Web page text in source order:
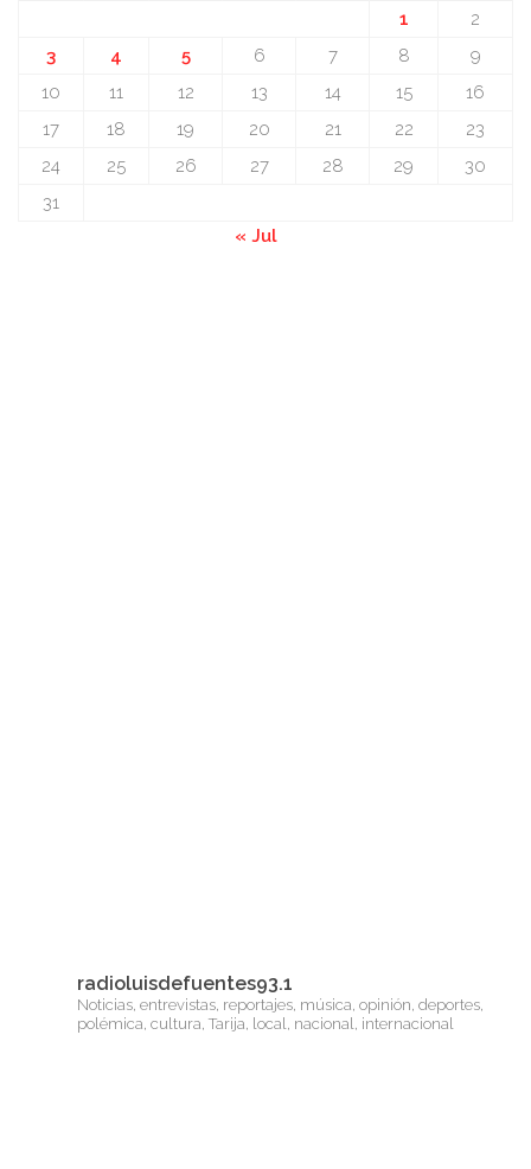
1
2
3
4 5 6 7 8
9
10
11 12 13 14 15
16
17
18 19 20 21 22
23
24
25 26 27 28 29
30
31
« Jul
radioluisdefuentes93.1
Noticias, entrevistas, reportajes, música, opinión, deportes,
polémica, cultura, Tarija, local, nacional, internacional